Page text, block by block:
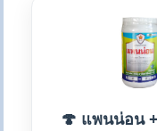
🍄 แพนน่อน